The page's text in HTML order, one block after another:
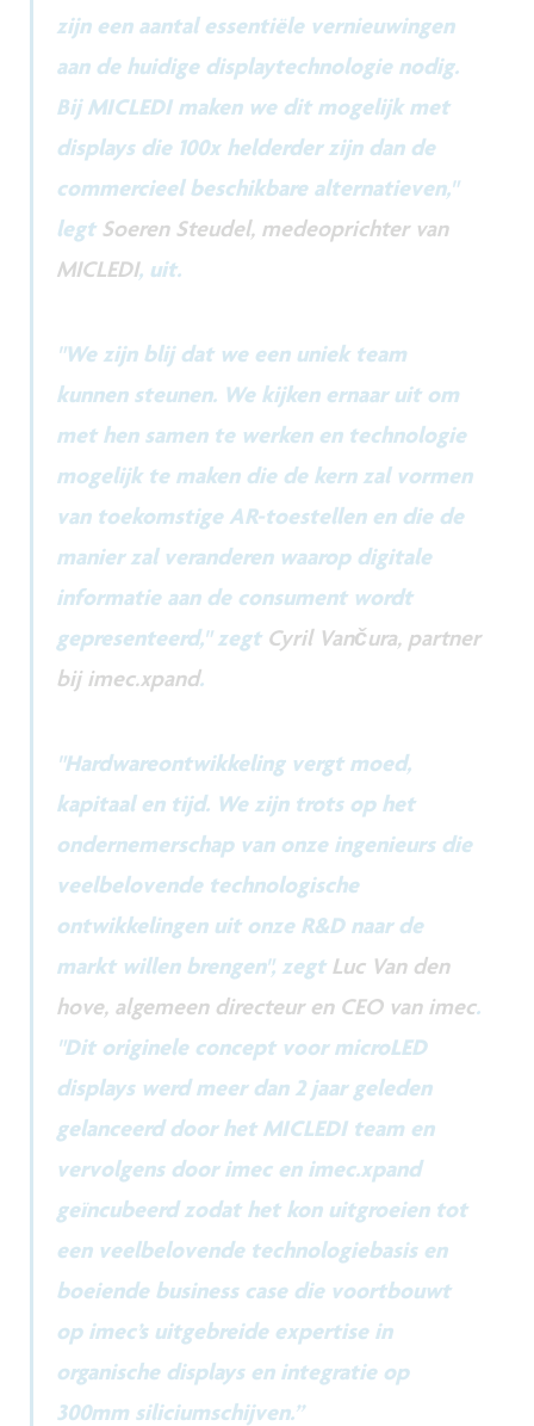
zijn een aantal essentiële vernieuwingen
aan de huidige displaytechnologie nodig.
Bij MICLEDI maken we dit mogelijk met
displays die 100x helderder zijn dan de
commercieel beschikbare alternatieven,"
legtSoeren Steudel, medeoprichter van
MICLEDI, uit.
"We zijn blij dat we een uniek team
kunnen steunen. We kijken ernaar uit om
met hen samen te werken en technologie
mogelijk te maken die de kern zal vormen
van toekomstige AR-toestellen en die de
manier zal veranderen waarop digitale
informatie aan de consument wordt
gepresenteerd," zegt Cyril Vančura, partner
bij imec.xpand.
"Hardwareontwikkeling vergt moed,
kapitaal en tijd. We zijn trots op het
ondernemerschap van onze ingenieurs die
veelbelovende technologische
ontwikkelingen uit onze R&D naar de
markt willen brengen", zegt Luc Van den
hove, algemeen directeur en CEO van imec.
"Dit originele concept voor microLED
displays werd meer dan 2 jaar geleden
gelanceerd door het MICLEDI team en
vervolgens door imec en imec.xpand
geïncubeerd zodat het kon uitgroeien tot
een veelbelovende technologiebasis en
boeiende business case die voortbouwt
op imec’s uitgebreide expertise in
organische displays en integratie op
300mm siliciumschijven.”